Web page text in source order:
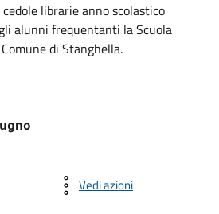
librarie anno scolastico
alunni frequentanti la Scuola
di Stanghella.
Vedi azioni